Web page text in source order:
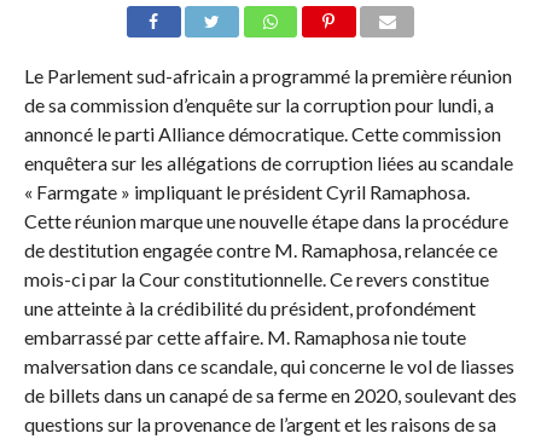
Le Parlement sud-africain a programmé la première réunion
de sa commission d’enquête sur la corruption pour lundi, a
annoncé le parti Alliance démocratique. Cette commission
enquêtera sur les allégations de corruption liées au scandale
« Farmgate » impliquant le président Cyril Ramaphosa.
Cette réunion marque une nouvelle étape dans la procédure
de destitution engagée contre M. Ramaphosa, relancée ce
mois-ci par la Cour constitutionnelle. Ce revers constitue
une atteinte à la crédibilité du président, profondément
embarrassé par cette affaire. M. Ramaphosa nie toute
malversation dans ce scandale, qui concerne le vol de liasses
de billets dans un canapé de sa ferme en 2020, soulevant des
questions sur la provenance de l’argent et les raisons de sa